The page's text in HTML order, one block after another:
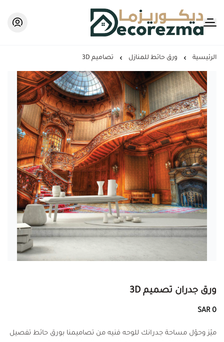
Decorezma
الرئيسية ورق حائط للمنازل تصاميم 3D
ورق جدران تصميم 3D
0 SAR
ميّز وحوّل مساحة جدرانك للوحه فنيه من تصاميمنا بورق حائط تفصيل